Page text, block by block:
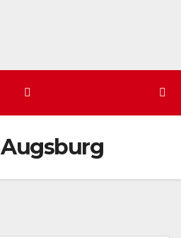
Augsburg